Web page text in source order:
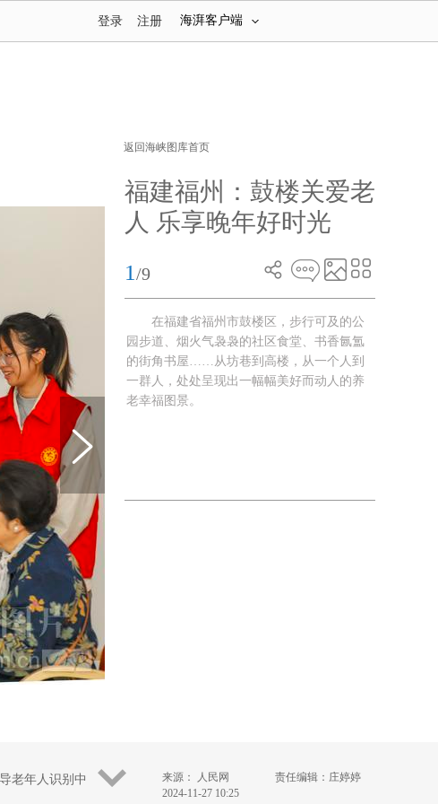
海湃客户端
登录 注册
返回海峡图库首页
福建福州：鼓楼关爱老
人 乐享晚年好时光
1 /9
在福建省福州市鼓楼区，步行可及的公
园步道、烟火气袅袅的社区食堂、书香氤氲
的街角书屋……从坊巷到高楼，从一个人到
一群人，处处呈现出一幅幅美好而动人的养
老幸福图景。
老年人识别中
来源： 人民网
2024-11-27 10:25
责任编辑：庄婷婷